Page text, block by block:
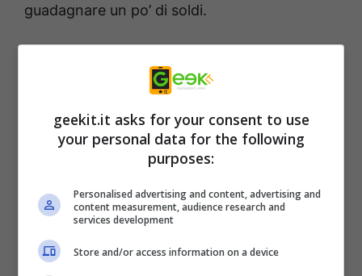
guadagnare un po’ di soldi.
Two Point Campus
orecchie da coniglietto e tantissimi oggetti a
tema primaverile come i coniglietti di
cioccolato, pollastrelli decorativi e uova
giganti.
Con tanti corsi fantastici e divertenti da
geekit.it asks for your consent to use
your personal data for the following
purposes:
Personalised advertising and content, advertising and
content measurement, audience research and
services development
Store and/or access information on a device